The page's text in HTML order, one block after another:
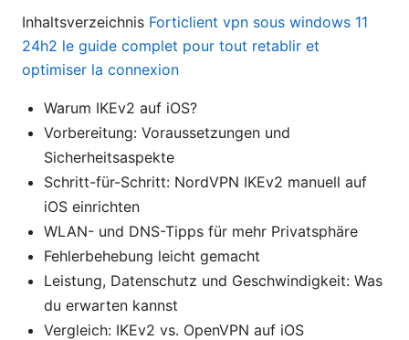
Inhaltsverzeichnis Forticlient vpn sous windows 11
24h2 le guide complet pour tout retablir et
optimiser la connexion
Warum IKEv2 auf iOS?
Vorbereitung: Voraussetzungen und
Sicherheitsaspekte
Schritt-für-Schritt: NordVPN IKEv2 manuell auf
iOS einrichten
WLAN- und DNS-Tipps für mehr Privatsphäre
Fehlerbehebung leicht gemacht
Leistung, Datenschutz und Geschwindigkeit: Was
du erwarten kannst
Vergleich: IKEv2 vs. OpenVPN auf iOS